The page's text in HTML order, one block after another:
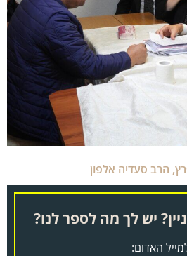
,הרב סעדיה אלפון
יש לך מה לספר לנו?
האדום: